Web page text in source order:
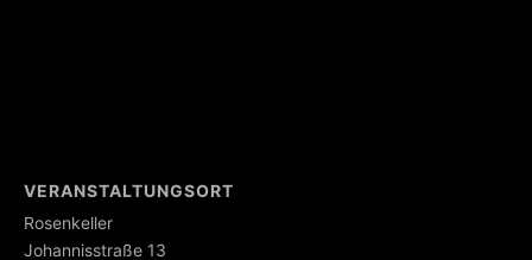
VERANSTALTUNGSORT
Rosenkeller
Johannisstraße 13